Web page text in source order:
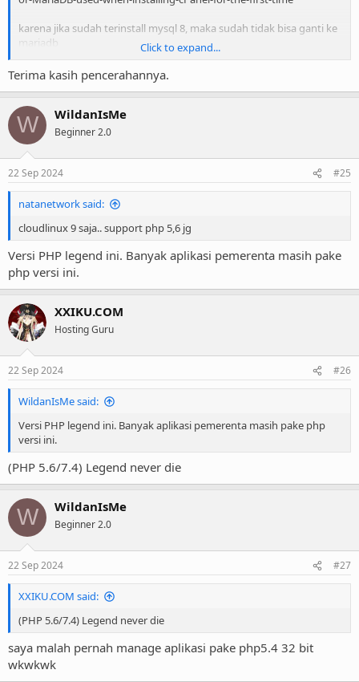
karena jika sudah terinstall mysql 8, maka sudah tidak bisa ganti ke
mariadb
tidak seperti cpanel yang dulu yang bisa upgrade dari mysql ke
maria
Click to expand...
Terima kasih pencerahannya.
W WildanIsMe
Beginner 2.0
22 Sep 2024 #25
natanetwork said:
cloudlinux 9 saja.. support php 5,6 jg
Versi PHP legend ini. Banyak aplikasi pemerenta masih pake
php versi ini.
XXIKU.COM
Hosting Guru
22 Sep 2024 #26
WildanIsMe said:
Versi PHP legend ini. Banyak aplikasi pemerenta masih pake php
versi ini.
(PHP 5.6/7.4) Legend never die
W WildanIsMe
Beginner 2.0
22 Sep 2024 #27
XXIKU.COM said:
(PHP 5.6/7.4) Legend never die
saya malah pernah manage aplikasi pake php5.4 32 bit
wkwkwk